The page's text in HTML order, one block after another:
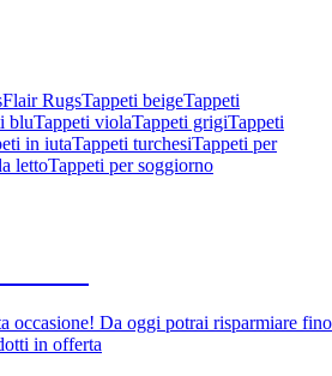
Flair RugsTappeti beigeTappeti
bluTappeti violaTappeti grigiTappeti
in iutaTappeti turchesiTappeti per
lettoTappeti per soggiorno
occasione! Da oggi potrai risparmiare fino
in offerta